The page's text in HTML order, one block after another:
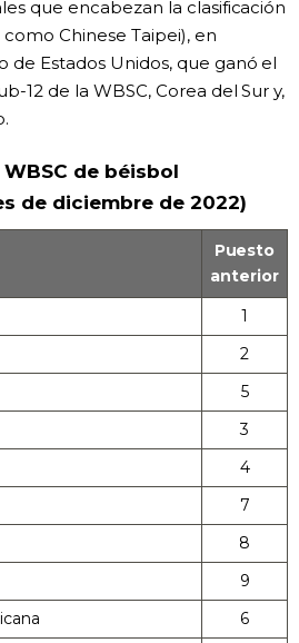
que encabezan la clasificación
Chinese Taipei), en
de Estados Unidos, que ganó el
12 de la WBSC, Corea del Sur y,
de béisbol
de diciembre de 2022)
Puesto
anterior
1
2
5
3
4
7
8
9
6